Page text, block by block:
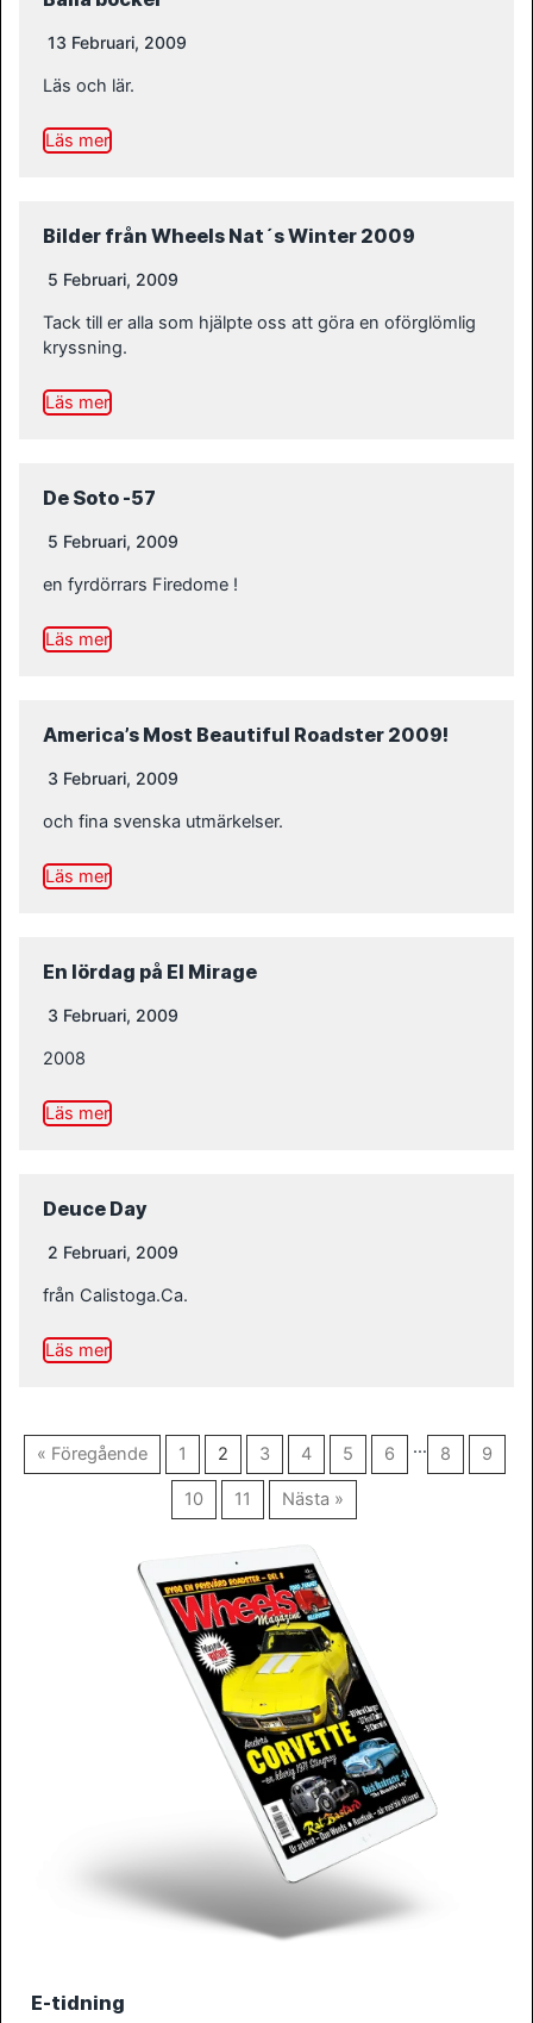
13 Februari, 2009
Läs och lär.
Läs mer
Bilder från Wheels Nat´s Winter 2009
5 Februari, 2009
Tack till er alla som hjälpte oss att göra en oförglömlig
kryssning.
Läs mer
De Soto -57
5 Februari, 2009
en fyrdörrars Firedome !
Läs mer
America’s Most Beautiful Roadster 2009!
3 Februari, 2009
och fina svenska utmärkelser.
Läs mer
En lördag på El Mirage
3 Februari, 2009
2008
Läs mer
Deuce Day
2 Februari, 2009
från Calistoga.Ca.
Läs mer
« Föregående 1 2 3 4 5 6 … 8 9
10 11 Nästa »
E-tidning